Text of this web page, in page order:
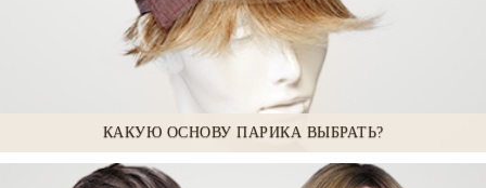
КАКУЮ ОСНОВУ ПАРИКА ВЫБРАТЬ?